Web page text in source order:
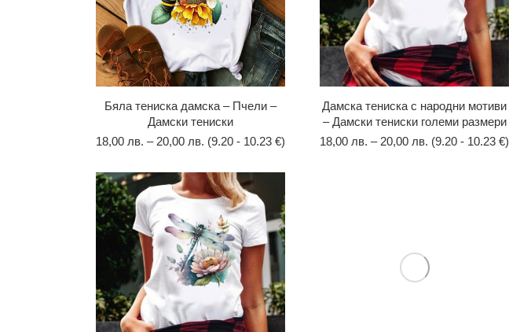
Бяла тениска дамска – Пчели –
Дамски тениски
18,00 лв. – 20,00 лв. (9.20 - 10.23 €)
Дамска тениска с народни мотиви
– Дамски тениски големи размери
18,00 лв. – 20,00 лв. (9.20 - 10.23 €)